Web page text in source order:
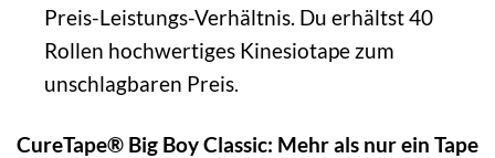
Preis-Leistungs-Verhältnis. Du erhältst 40
Rollen hochwertiges Kinesiotape zum
unschlagbaren Preis.
CureTape® Big Boy Classic: Mehr als nur ein Tape